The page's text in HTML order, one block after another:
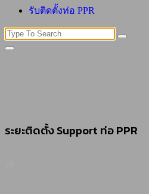
รับติดตั้งท่อ PPR
Search
for:
ระยะติดตั้ง Support ท่อ PPR